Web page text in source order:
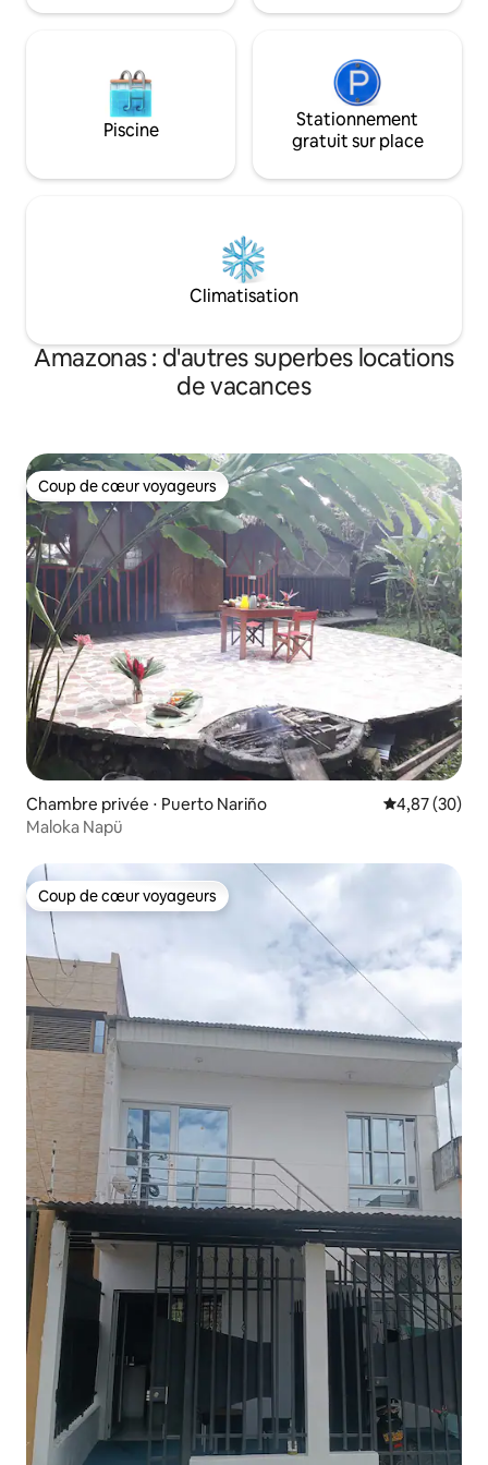
Piscine
Stationnement
gratuit sur place
Climatisation
Amazonas : d'autres superbes locations
de vacances
Coup de cœur voyageurs
Coup de cœur voyageurs
Chambre privée ⋅ Puerto Nariño Évaluation
4,87 (30)
Maloka Napü
Coup de cœur voyageurs
Coup de cœur voyageurs